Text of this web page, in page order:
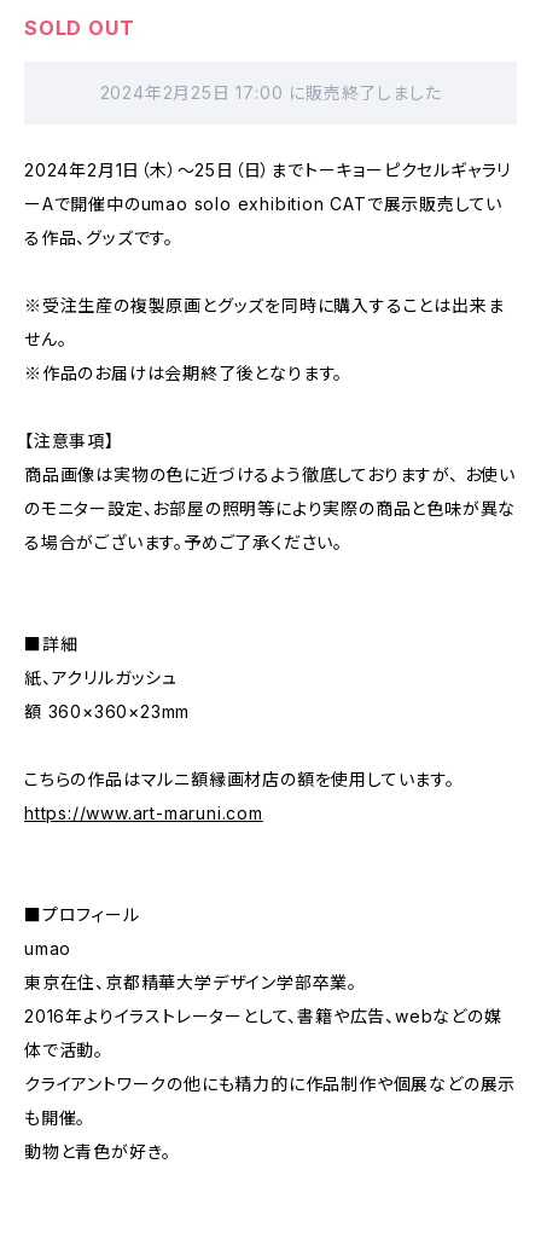
SOLD OUT
2024年2月25日 17:00 に販売終了しました
2024年2月1日（木）〜25日（日）までトーキョーピクセルギャラリ
ーAで開催中のumao solo exhibition CATで展示販売してい
る作品、グッズです。
※受注生産の複製原画とグッズを同時に購入することは出来ま
せん。
※作品のお届けは会期終了後となります。
【注意事項】
商品画像は実物の色に近づけるよう徹底しておりますが、 お使い
のモニター設定、お部屋の照明等により実際の商品と色味が異な
る場合がございます。予めご了承ください。
■詳細
紙、アクリルガッシュ
額 360×360×23mm
こちらの作品はマルニ額縁画材店の額を使用しています。
https://www.art-maruni.com
■プロフィール
umao
東京在住、京都精華大学デザイン学部卒業。
2016年よりイラストレーターとして、書籍や広告、webなどの媒
体で活動。
クライアントワークの他にも精力的に作品制作や個展などの展示
も開催。
動物と青色が好き。